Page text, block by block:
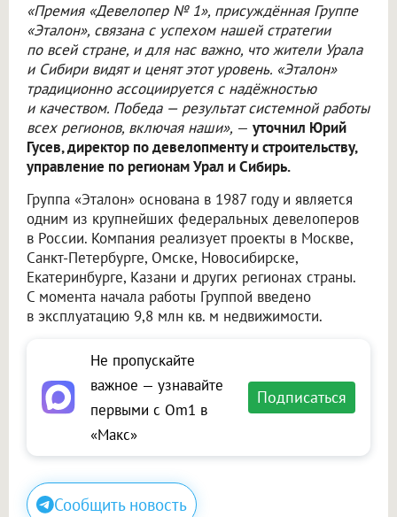
«Премия «Девелопер № 1», присуждённая Группе
«Эталон», связана с успехом нашей стратегии
по всей стране, и для нас важно, что жители Урала
и Сибири видят и ценят этот уровень. «Эталон»
традиционно ассоциируется с надёжностью
и качеством. Победа — результат системной работы
всех регионов, включая наши», — уточнил Юрий
Гусев, директор по девелопменту и строительству,
управление по регионам Урал и Сибирь.
Группа «Эталон» основана в 1987 году и является
одним из крупнейших федеральных девелоперов
в России. Компания реализует проекты в Москве,
Санкт-Петербурге, Омске, Новосибирске,
Екатеринбурге, Казани и других регионах страны.
С момента начала работы Группой введено
в эксплуатацию 9,8 млн кв. м недвижимости.
Не пропускайте
важное — узнавайте
первыми с Om1 в
«Макс»
Подписаться
Сообщить новость